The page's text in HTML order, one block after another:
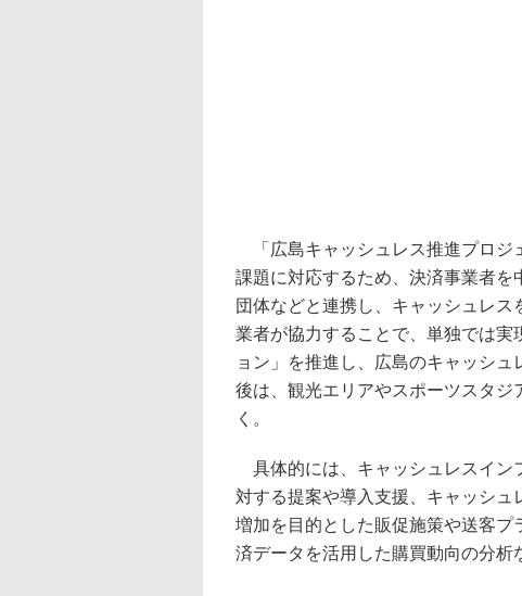
「広島キャッシュレス推進プロジ
課題に対応するため、決済事業者
団体などと連携し、キャッシュレ
業者が協力することで、単独では
ョン」を推進し、広島のキャッシ
後は、観光エリアやスポーツスタ
く。
具体的には、キャッシュレスイン
対する提案や導入支援、キャッシ
増加を目的とした販促施策や送客
済データを活用した購買動向の分析